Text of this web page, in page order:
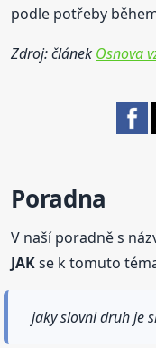
podle potřeby
Zdroj: článek Osnova
Poradna
V naší poradně s
JAKse k tomuto
jaky slovni druh je